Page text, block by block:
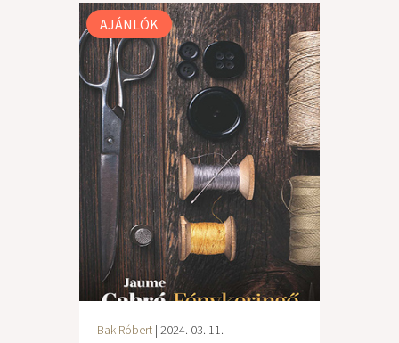
AJÁNLÓK
Bak Róbert | 2024. 03. 11.